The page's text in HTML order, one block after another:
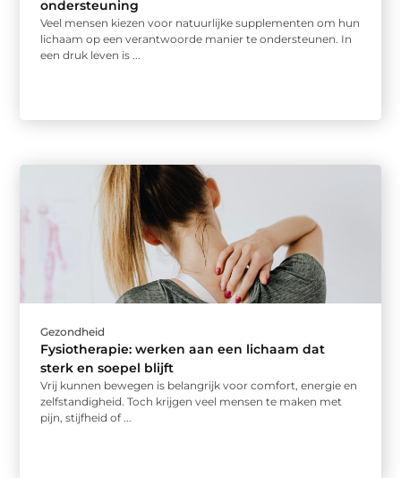
ondersteuning
Veel mensen kiezen voor natuurlijke supplementen om hun
lichaam op een verantwoorde manier te ondersteunen. In
een druk leven is ...
Gezondheid
Fysiotherapie: werken aan een lichaam dat
sterk en soepel blijft
Vrij kunnen bewegen is belangrijk voor comfort, energie en
zelfstandigheid. Toch krijgen veel mensen te maken met
pijn, stijfheid of ...